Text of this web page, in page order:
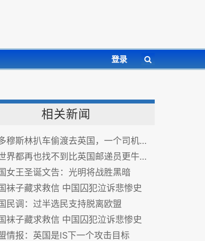
登录
相关新闻
斯林扒车偷渡去英国，一个司机实在受不了在车挂上了生猪肉...
界都再也找不到比英国邮递员更牛的职业了....
女王圣诞文告：光明将战胜黑暗
袜子藏求救信 中国囚犯泣诉悲惨史
民调：过半选民支持脱离欧盟
袜子藏求救信 中国囚犯泣诉悲惨史
情报：英国是IS下一个攻击目标